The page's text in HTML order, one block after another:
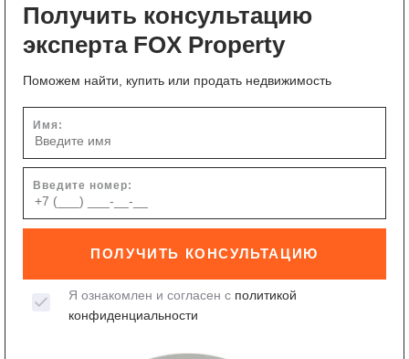
Получить консультацию
эксперта FOX Property
Поможем найти, купить или продать недвижимость
Имя:
Введите номер:
ПОЛУЧИТЬ КОНСУЛЬТАЦИЮ
Я ознакомлен и согласен с политикой
конфиденциальности